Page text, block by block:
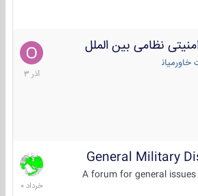
نظامی بین الملل
21
آذر
1403
General Military
A forum for general
10
خرداد
1400